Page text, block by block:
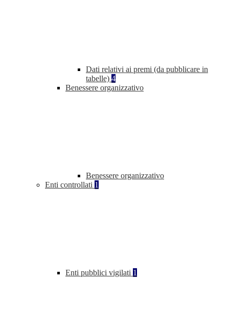
Dati relativi ai premi (da pubblicare in
tabelle) 4
Benessere organizzativo
Benessere organizzativo
Enti controllati 1
Enti pubblici vigilati 1